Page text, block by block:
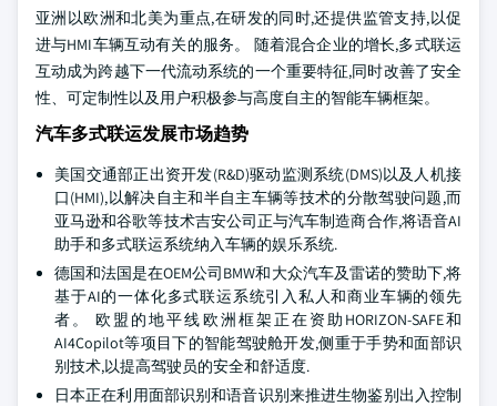
亚洲以欧洲和北美为重点,在研发的同时,还提供监管支持,以促
进与HMI车辆互动有关的服务。 随着混合企业的增长,多式联运
互动成为跨越下一代流动系统的一个重要特征,同时改善了安全
性、可定制性以及用户积极参与高度自主的智能车辆框架。
汽车多式联运发展市场趋势
美国交通部正出资开发(R&D)驱动监测系统(DMS)以及人机接
口(HMI),以解决自主和半自主车辆等技术的分散驾驶问题,而
亚马逊和谷歌等技术吉安公司正与汽车制造商合作,将语音AI
助手和多式联运系统纳入车辆的娱乐系统.
德国和法国是在OEM公司BMW和大众汽车及雷诺的赞助下,将
基于AI的一体化多式联运系统引入私人和商业车辆的领先
者。 欧盟的地平线欧洲框架正在资助HORIZON-SAFE和
AI4Copilot等项目下的智能驾驶舱开发,侧重于手势和面部识
别技术,以提高驾驶员的安全和舒适度.
日本正在利用面部识别和语音识别来推进生物鉴别出入控制